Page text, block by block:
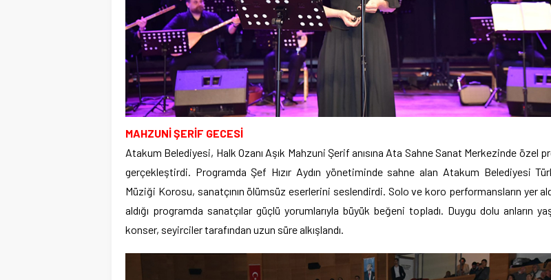
MAHZUNİ ŞERİF GECESİ
Atakum Belediyesi, Halk Ozanı Aşık Mahzuni Şerif anısına Ata Sahne Sanat Merkezinde özel
gerçekleştirdi. Programda Şef Hızır Aydın yönetiminde sahne alan Atakum Belediyesi
Müziği Korosu, sanatçının ölümsüz eserlerini seslendirdi. Solo ve koro performansların yer
aldığı programda sanatçılar güçlü yorumlarıyla büyük beğeni topladı. Duygu dolu anların
konser, seyirciler tarafından uzun süre alkışlandı.